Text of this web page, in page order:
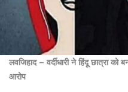
लवजिहाद – वर्दीधारी ने हिंदू छात्रा
आरोप